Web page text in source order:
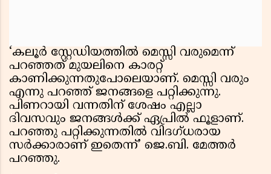
‘കലൂർ സ്റ്റേഡിയത്തിൽ മെസ്സി വരുമെന്ന്
പറഞ്ഞത് മുയലിനെ കാരറ്റ്
കാണിക്കുന്നതുപോലെയാണ്. മെസ്സി വരും
എന്നു പറഞ്ഞ് ജനങ്ങളെ പറ്റിക്കുന്നു.
പിണറായി വന്നതിന് ശേഷം എല്ലാ
ദിവസവും ജനങ്ങൾക്ക് ഏപ്രിൽ ഫൂളാണ്.
പറഞ്ഞു പറ്റിക്കുന്നതിൽ വിദഗ്ധരായ
സർക്കാരാണ് ഇതെന്ന്’ ജെ.ബി. മേത്തർ
പറഞ്ഞു.